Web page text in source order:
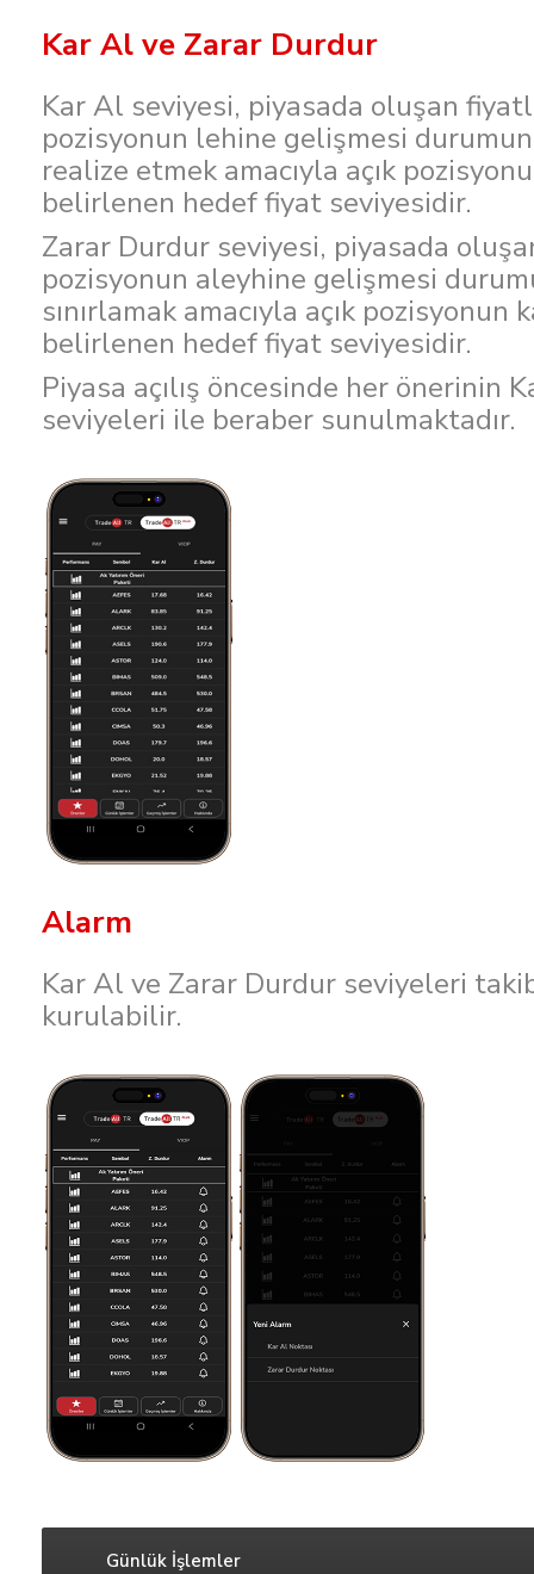
Kar Al ve Zarar Durdur
Kar Al seviyesi, piyasada oluşan
pozisyonun lehine gelişmesi
realize etmek amacıyla açık
belirlenen hedef fiyat seviyesidir.
Zarar Durdur seviyesi, piyasada
pozisyonun aleyhine gelişmesi
sınırlamak amacıyla açık pozisyonun
belirlenen hedef fiyat seviyesidir.
Piyasa açılış öncesinde her önerinin
seviyeleri ile beraber sunulmaktadır.
Alarm
Kar Al ve Zarar Durdur seviyeleri
kurulabilir.
Günlük İşlemler